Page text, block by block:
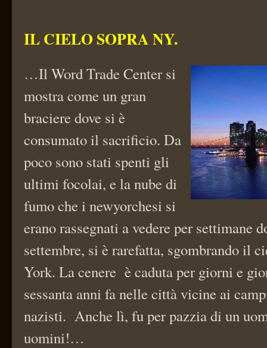
IL CIELO SOPRA NY.
…Il Word Trade Center si
mostra come un gran
braciere dove si è
consumato il sacrificio. Da
poco sono stati spenti gli
ultimi focolai, e la nube di
fumo che i newyorchesi si
erano rassegnati a vedere per settimane
settembre, si è rarefatta, sgombrando il
York. La cenere è caduta per giorni e
sessanta anni fa nelle città vicine ai
nazisti. Anche lì, fu per pazzia di un
uomini!…